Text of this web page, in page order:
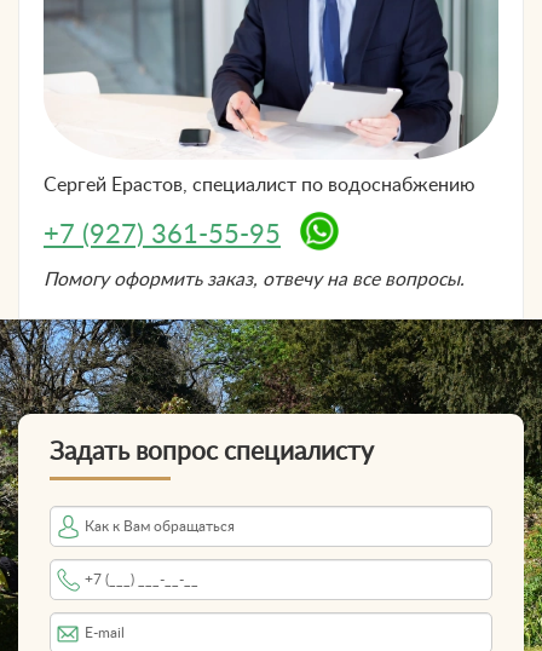
Сергей Ерастов, специалист по водоснабжению
+7 (927) 361-55-95
Помогу оформить заказ, отвечу на все вопросы.
Задать вопрос специалисту
Имя
Телефон*